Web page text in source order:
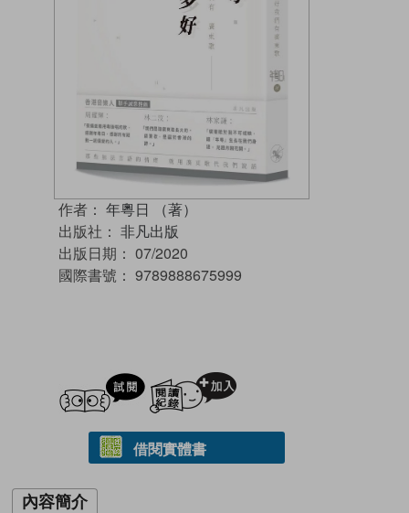
作者： 年粵日 （著）
出版社： 非凡出版
出版日期： 07/2020
國際書號： 9789888675999
試閲
借閱實體書
內容簡介